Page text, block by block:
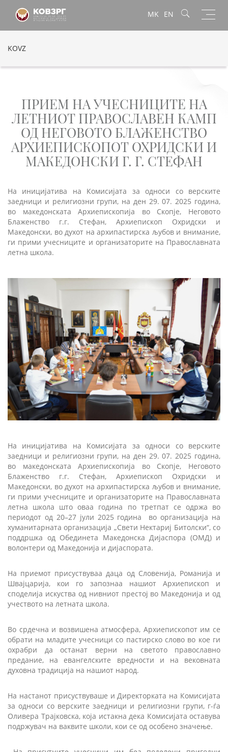
MK EN
KOVZ
ПРИЕМ НА УЧЕСНИЦИТЕ НА
ЛЕТНИОТ ПРАВОСЛАВЕН КАМП
ОД НЕГОВОТО БЛАЖЕНСТВО
АРХИЕПИСКОПОТ ОХРИДСКИ И
МАКЕДОНСКИ Г. Г. СТЕФАН
На иницијатива на Комисијата за односи со верските
заедници и религиозни групи, на ден 29. 07. 2025 година,
во македонската Архиепископија во Скопје, Неговото
Блаженство г.г. Стефан, Архиепископ Охридски и
Македонски, во духот на архипастирска љубов и внимание,
ги прими учесниците и организаторите на Православната
летна школа.
На иницијатива на Комисијата за односи со верските
заедници и религиозни групи, на ден 29. 07. 2025 година,
во македонската Архиепископија во Скопје, Неговото
Блаженство г.г. Стефан, Архиепископ Охридски и
Македонски, во духот на архипастирска љубов и внимание,
ги прими учесниците и организаторите на Православната
летна школа што оваа година по третпат се одржа во
периодот од 20–27 јули 2025 година
во организација на
хуманитарната организација „Свети Нектариј Битолски“, со
поддршка од Обединета Македонска Дијаспора (ОМД) и
волонтери од Македонија и дијаспората.
На приемот присуствуваа даца од Словенија, Романија и
Швајцарија, кои го запознаа нашиот Архиепископ и
споделија искуства од нивниот престој во Македонија и од
учеството на летната школа.
Во срдечна и возвишена атмосфера, Архиепископот им се
обрати на младите учесници со пастирско слово во кое ги
охрабри да останат верни на светото православно
предание, на евангелските вредности и на вековната
духовна традиција на нашиот народ.
На настанот присуствуваше и Директорката на Комисијата
за односи со верските заедници и религиозни групи, г-ѓа
Оливера Трајковска, која истакна дека Комисијата оставува
подржувач на ваквите школи, кои се од особено значење.